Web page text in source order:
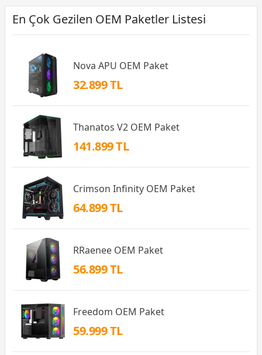
En Çok Gezilen OEM Paketler Listesi
Nova APU OEM Paket
32.899 TL
Thanatos V2 OEM Paket
141.899 TL
Crimson Infinity OEM Paket
64.899 TL
RRaenee OEM Paket
56.899 TL
Freedom OEM Paket
59.999 TL